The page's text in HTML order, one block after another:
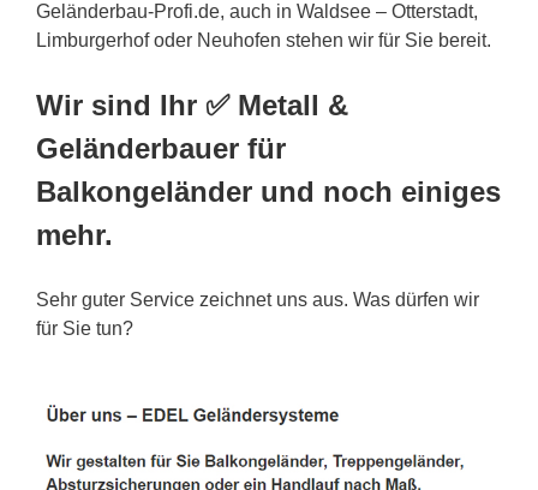
Geländerbau-Profi.de, auch in Waldsee – Otterstadt,
Limburgerhof oder Neuhofen stehen wir für Sie bereit.
Wir sind Ihr ✅ Metall &
Geländerbauer für
Balkongeländer und noch einiges
mehr.
Sehr guter Service zeichnet uns aus. Was dürfen wir
für Sie tun?